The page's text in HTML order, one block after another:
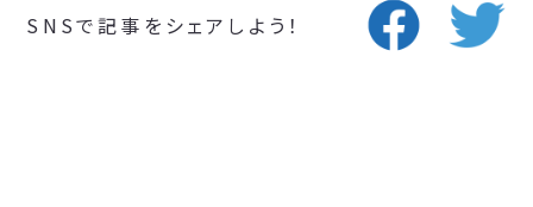
SNSで記事をシェアしよう！